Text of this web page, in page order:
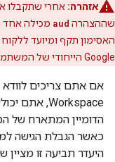
אזהרה: אחרי שתקבלו
שההצהרה aud מכילה אחד
האסימון תקף ומיועד
Google הייחודי של המשתמש מהצהרה
Workspace, אתם יכולים לבדוק ההצהרה
הדומיין המתארח של
כאשר הגבלת הגישה
היעדר תביעה זו